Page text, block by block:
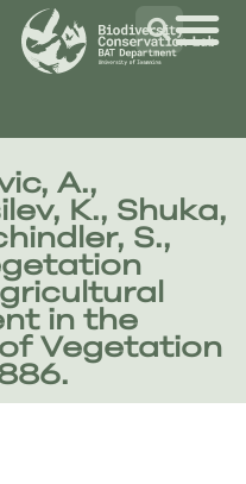
A.,
K., Shuka,
S.,
in the
Vegetation